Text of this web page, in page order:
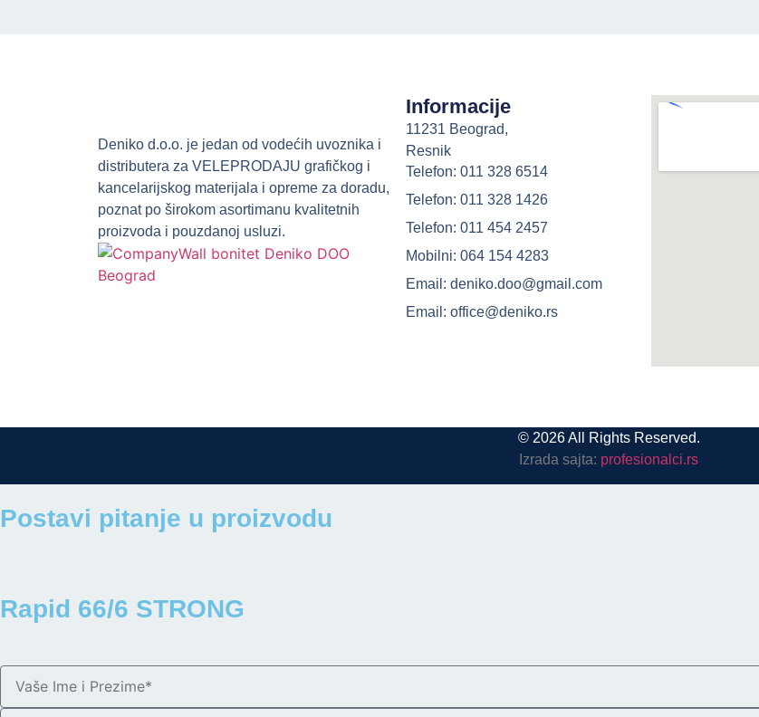
Deniko d.o.o. je jedan od vodećih uvoznika i
distributera za VELEPRODAJU grafičkog i
kancelarijskog materijala i opreme za doradu,
poznat po širokom asortimanu kvalitetnih
proizvoda i pouzdanoj usluzi.
Informacije
11231 Beograd,
Resnik
Telefon: 011 328 6514
Telefon: 011 328 1426
Telefon: 011 454 2457
Mobilni: 064 154 4283
Email: deniko.doo@gmail.com
Email: office@deniko.rs
© 2026 All Rights Reserved.
Izrada sajta: profesionalci.rs
Postavi pitanje u proizvodu
Rapid 66/6 STRONG